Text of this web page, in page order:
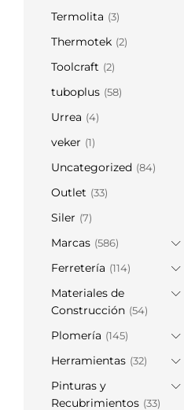
Termolita (3)
Thermotek (2)
Toolcraft (2)
tuboplus (58)
Urrea (4)
veker (1)
Uncategorized (84)
Outlet (33)
Siler (7)
Marcas (586)
Ferretería (114)
Materiales de
Construcción (54)
Plomería (145)
Herramientas (32)
Pinturas y
Recubrimientos (33)